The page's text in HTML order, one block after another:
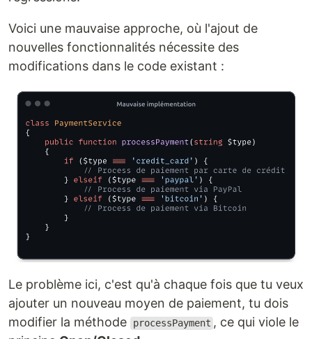
Voici une mauvaise approche, où l'ajout de
nouvelles fonctionnalités nécessite des
modifications dans le code existant :
Le problème ici, c'est qu'à chaque fois que tu veux
ajouter un nouveau moyen de paiement, tu dois
modifier la méthode
processPayment , ce qui viole le